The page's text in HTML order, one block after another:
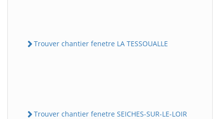
Trouver chantier fenetre LA TESSOUALLE
Trouver chantier fenetre SEICHES-SUR-LE-LOIR